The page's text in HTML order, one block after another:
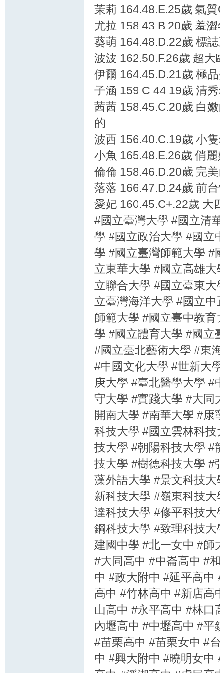
茉莉 164.48.E.25歲 氣
尤拉 158.43.B.20歲 羞
葵萌 164.48.D.22歲 標
波波 162.50.F.26歲 超大
伊爾 164.45.D.21歲 極
子涵 159 C 44 19歲 清
茜茜 158.45.C.20歲 白
的
波西 156.40.C.19歲 小
小魚 165.48.E.26歲 俏
倫倫 158.46.D.20歲 完
落落 166.47.D.24歲 前
愛妃 160.45.C+.22歲 大
#國立臺灣大學 #國立清
學 #國立政治大學 #國立
學 #國立臺灣師範大學 #
立東華大學 #國立高雄
立聯合大學 #國立臺東
立臺灣海洋大學 #國立
師範大學 #國立臺中教
學 #國立體育大學 #國立
#國立臺北藝術大學 #東
#中國文化大學 #世新大
庚大學 #臺北醫學大學
守大學 #實踐大學 #大同
開南大學 #南華大學 #
科技大學 #國立雲林科
技大學 #朝陽科技大學 #
技大學 #樹德科技大學 #
藻外語大學 #景文科技
新科技大學 #嶺東科技
達科技大學 #修平科技
鋼科技大學 #致理科技
建國中學 #北一女中 #師
#大同高中 #中崙高中 #
中 #政大附中 #延平高中
高中 #竹林高中 #新店高
山高中 #永平高中 #林口
內壢高中 #中壢高中 #
#苗栗高中 #苗栗女中 #
中 #興大附中 #曉明女中